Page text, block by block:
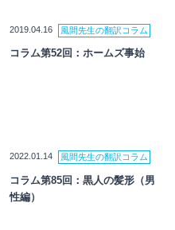
2019.04.16 風間先生の翻訳コラム
コラム第52回：ホームズ事始
2022.01.14 風間先生の翻訳コラム
コラム第85回：黒人の髪形（男
性編）